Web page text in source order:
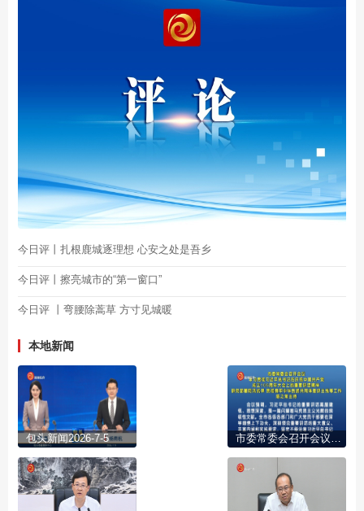
今日评丨扎根鹿城逐理想 心安之处是吾乡
今日评丨擦亮城市的“第一窗口”
今日评 丨弯腰除蒿草 方寸见城暖
本地新闻
包头新闻2026-7-5 市委常委会召开会议 学习贯彻习近平总书记在庆祝中国共产党成立105周年大会上的重要讲话精神 研究部署防汛抗旱 贯彻铸牢中华民族共同体意识主线等工作 陈之常主持